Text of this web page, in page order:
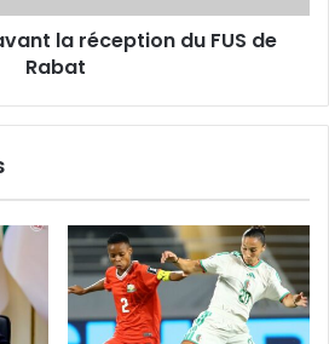
la réception du FUS de
Rabat